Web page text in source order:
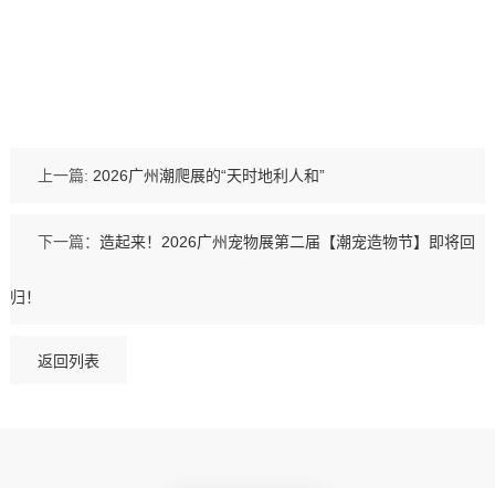
上一篇: 2026广州潮爬展的“天时地利人和”
下一篇： 造起来！2026广州宠物展第二届【潮宠造物节】即将回
归！
返回列表